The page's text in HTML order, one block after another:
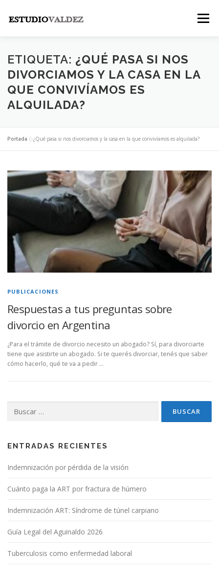
contenido
Menú
INICIO INSTITUCIONAL NOSOTROS
LEGALES PUBLICACIONES CONTACTO
ETIQUETA: ¿QUÉ PASA SI NOS
DIVORCIAMOS Y LA CASA EN LA
QUE CONVIVÍAMOS ES
ALQUILADA?
Portada »¿Qué pasa si nos divorciamos y la casa en la que convivíamos es alquilada?
PUBLICACIONES
Respuestas a tus preguntas sobre
divorcio en Argentina
¿Para el trámite de divorcio necesito un abogado? Sí, para divorciarte
tiene que asistirte un abogado. Si te querés divorciar, tenés que saber
cómo hacerlo, qué te va a pedir …
ENTRADAS RECIENTES
Indemnización por pérdida de la visión
Cuánto paga la ART por fractura de húmero
Indemnización ART: Síndrome de túnel carpiano
Guía Legal del Aguinaldo 2026
Tuberculosis como enfermedad laboral